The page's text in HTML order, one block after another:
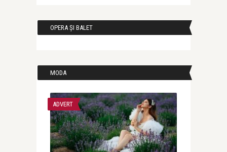
OPERA ȘI BALET
MODA
ADVERT